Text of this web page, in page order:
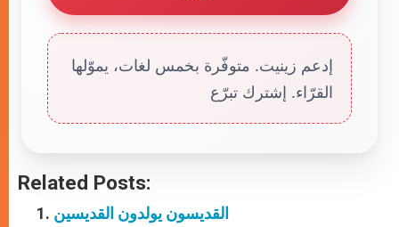
إدعم زينيت. متوفّرة بخمس لغات، يموّلها
القرّاء. إشترك تبرّع
Related Posts:
القديسون يولدون القديسين